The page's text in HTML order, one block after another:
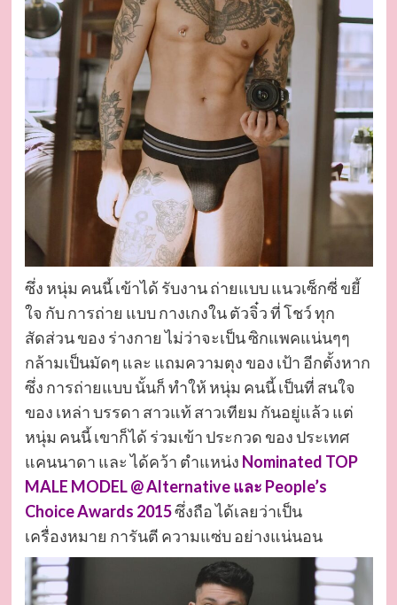
ซึ่ง หนุ่ม คนนี้ เข้าได้ รับงาน ถ่ายแบบ แนวเซ็กซี่ ขยี้
ใจ กับ การถ่าย แบบ กางเกงใน ตัวจิ๋ว ที่ โชว์ ทุก
สัดส่วน ของ ร่างกาย ไม่ว่าจะเป็น ซิกแพคแน่นๆๆ
กล้ามเป็นมัดๆ และ แถมความตุง ของ เป้า อีกตั้งหาก
ซึ่ง การถ่ายแบบ นั้นก็ ทำให้ หนุ่ม คนนี้ เป็นที่ สนใจ
ของ เหล่า บรรดา สาวแท้ สาวเทียม กันอยู่แล้ว แต่
หนุ่ม คนนี้ เขาก็ได้ ร่วมเข้า ประกวด ของ ประเทศ
แคนนาดา และ ได้คว้า ตำแหน่ง Nominated TOP
MALE MODEL @ Alternative และ People’s
Choice Awards 2015ซึ่งถือ ได้เลยว่าเป็น
เครื่องหมาย การันตี ความแซ่บ อย่างแน่นอน